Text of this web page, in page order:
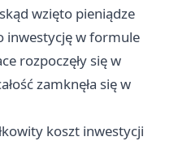
wzięto pieniądze
inwestycję w formule
rozpoczęły się w
zamknęła się w
koszt inwestycji